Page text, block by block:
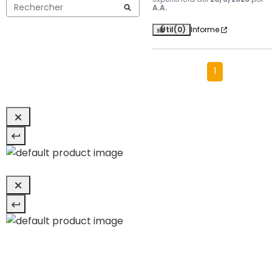
A.A.
Útil(0) Informe
1